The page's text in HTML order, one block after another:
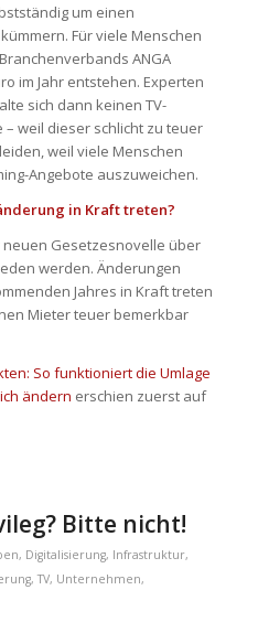
um einen
Für viele Menschen
ANGA
im Jahr entstehen. Experten
sich dann keinen TV-
weil dieser schlicht zu teuer
weil viele Menschen
Angebote auszuweichen.
in Kraft treten?
neuen Gesetzesnovelle über
werden. Änderungen
Jahres in Kraft treten
Mieter teuer bemerkbar
So funktioniert die Umlage
ändern erschien zuerst auf
Bitte nicht!
, Digitalisierung, Infrastruktur,
,TV, Unternehmen,